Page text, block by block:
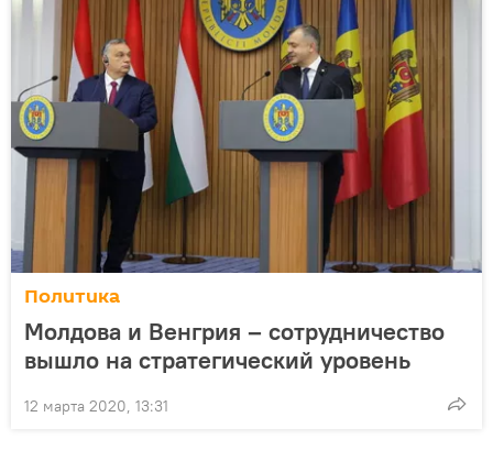
Политика
Молдова и Венгрия – сотрудничество
вышло на стратегический уровень
12 марта 2020, 13:31